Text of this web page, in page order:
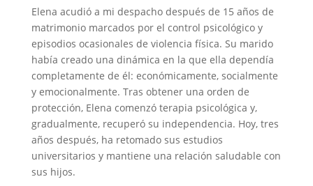
Elena acudió a mi despacho después de 15 años de
matrimonio marcados por el control psicológico y
episodios ocasionales de violencia física. Su marido
había creado una dinámica en la que ella dependía
completamente de él: económicamente, socialmente
y emocionalmente. Tras obtener una orden de
protección, Elena comenzó terapia psicológica y,
gradualmente, recuperó su independencia. Hoy, tres
años después, ha retomado sus estudios
universitarios y mantiene una relación saludable con
sus hijos.